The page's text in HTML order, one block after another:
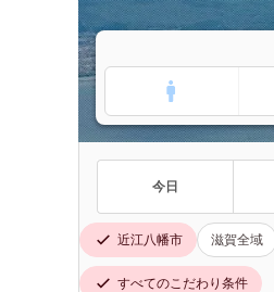
今日
近江八幡市 滋賀全域
すべてのこだわり条件